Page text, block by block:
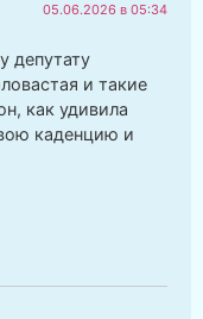
05.06.2026 в 05:34
депутату
и такие
как удивила
каденцию и